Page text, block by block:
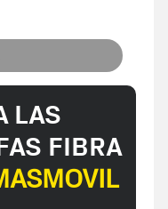
LAS
FIBRA